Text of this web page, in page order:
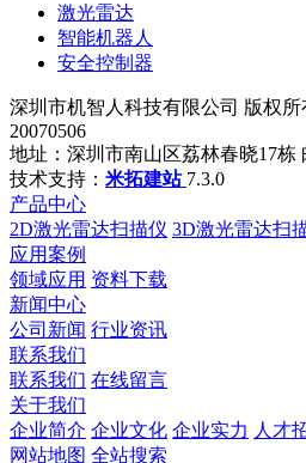
激光雷达
智能机器人
安全控制器
深圳市机智人科技有限公司 版权所
20070506
地址：深圳市南山区荔林春晓17栋
技术支持： 米拓建站 7.3.0
产品中心
2D激光雷达扫描仪 3D激光雷达扫
应用案例
领域应用 资料下载
新闻中心
公司新闻 行业资讯
联系我们
联系我们 在线留言
关于我们
企业简介 企业文化 企业实力 人才
网站地图 全站搜索